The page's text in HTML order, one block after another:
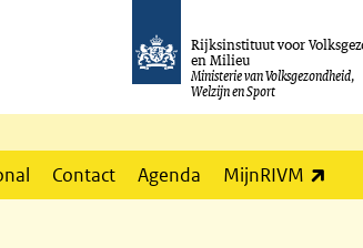
Rijksinstituut voor
en Milieu
Ministerie van Volksgezondheid,
Welzijn en Sport
Contact Agenda MijnRIVM